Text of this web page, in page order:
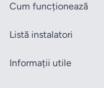
Cum funcționează
Listă instalatori
Informații utile